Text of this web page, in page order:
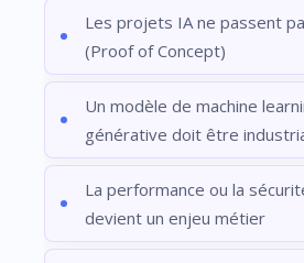
Les projets IA ne passent
(Proof of Concept)
Un modèle de machine
générative doit être
La performance ou la
devient un enjeu métier